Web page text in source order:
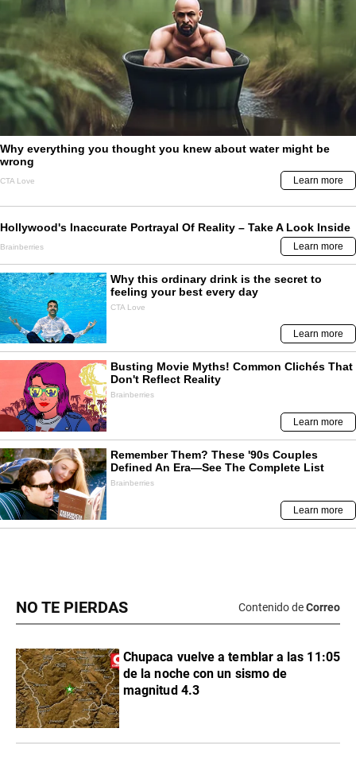
NO TE PIERDAS Contenido deCorreo
Chupaca vuelve a temblar a las 11:05
de la noche con un sismo de
magnitud 4.3